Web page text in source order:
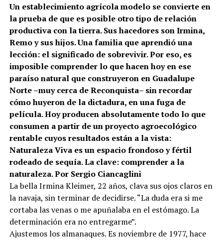
Un establecimiento agrícola modelo se convierte en
la prueba de que es posible otro tipo de relación
productiva con la tierra. Sus hacedores son Irmina,
Remo y sus hijos. Una familia que aprendió una
lección: el significado de sobrevivir. Por eso, es
imposible comprender lo que hacen hoy en ese
paraíso natural que construyeron en Guadalupe
Norte –muy cerca de Reconquista– sin recordar
cómo huyeron de la dictadura, en una fuga de
película. Hoy producen absolutamente todo lo que
consumen a partir de un proyecto agroecológico
rentable cuyos resultados están a la vista:
Naturaleza Viva es un espacio frondoso y fértil
rodeado de sequía. La clave: comprender a la
naturaleza. Por Sergio Ciancaglini
La bella Irmina Kleimer, 22 años, clava sus ojos claros en
la navaja, sin terminar de decidirse. “La duda era si me
cortaba las venas o me apuñalaba en el estómago. La
determinación era no entregarme”.
Ajustemos los almanaques. Es noviembre de 1977, hace